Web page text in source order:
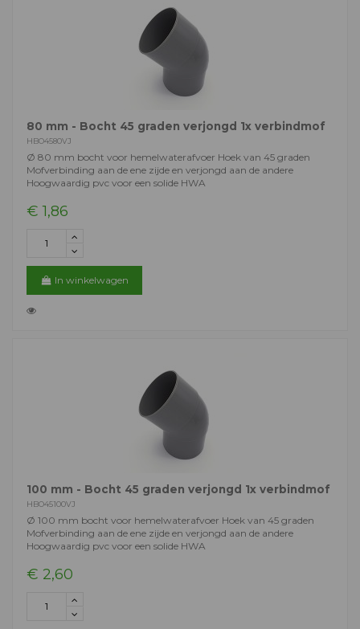
80 mm - Bocht 45 graden verjongd 1x verbindmof
HBO4580VJ
Ø 80 mm bocht voor hemelwaterafvoer Hoek van 45 graden
Mofverbinding aan de ene zijde en verjongd aan de andere
Hoogwaardig pvc voor een solide HWA
€ 1,86
In winkelwagen
100 mm - Bocht 45 graden verjongd 1x verbindmof
HBO45100VJ
Ø 100 mm bocht voor hemelwaterafvoer Hoek van 45 graden
Mofverbinding aan de ene zijde en verjongd aan de andere
Hoogwaardig pvc voor een solide HWA
€ 2,60